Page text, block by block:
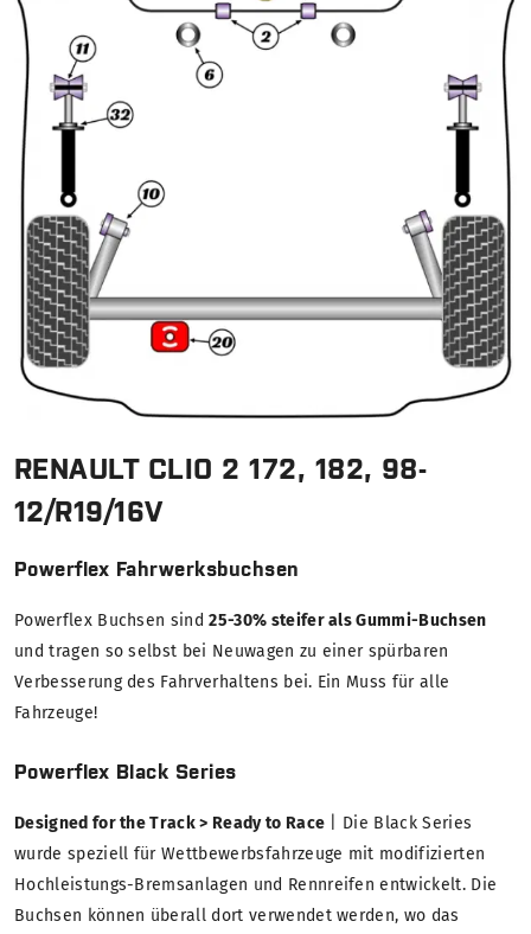
RENAULT CLIO 2 172, 182, 98-
12/R19/16V
Powerflex Fahrwerksbuchsen
Powerflex Buchsen sind25-30% steifer als Gummi-Buchsen
und tragen so selbst bei Neuwagen zu einer spürbaren
Verbesserung des Fahrverhaltens bei. Ein Muss für alle
Fahrzeuge!
Powerflex Black Series
Designed for the Track > Ready to Race | Die Black Series
wurde speziell für Wettbewerbsfahrzeuge mit modifizierten
Hochleistungs-Bremsanlagen und Rennreifen entwickelt. Die
Buchsen können überall dort verwendet werden, wo das